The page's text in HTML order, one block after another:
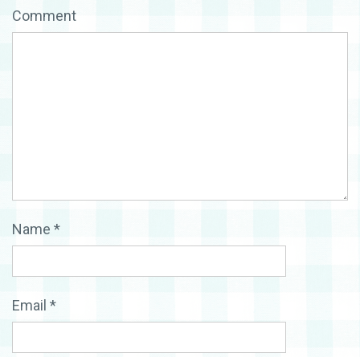
Comment
Name *
Email *